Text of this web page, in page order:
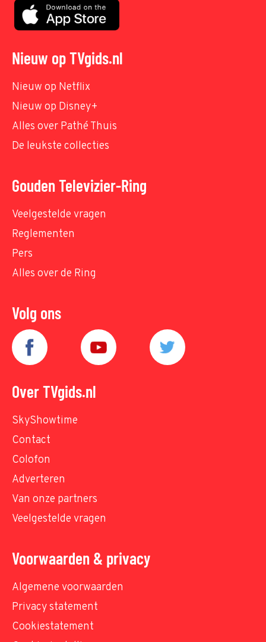
Nieuw op TVgids.nl
Nieuw op Netflix
Nieuw op Disney+
Alles over Pathé Thuis
De leukste collecties
Gouden Televizier-Ring
Veelgestelde vragen
Reglementen
Pers
Alles over de Ring
Volg ons
Over TVgids.nl
SkyShowtime
Contact
Colofon
Adverteren
Van onze partners
Veelgestelde vragen
Voorwaarden & privacy
Algemene voorwaarden
Privacy statement
Cookiestatement